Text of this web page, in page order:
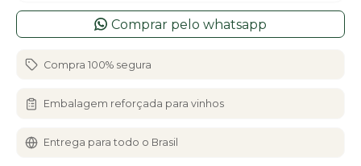
Comprar pelo whatsapp
Compra 100% segura
Embalagem reforçada para vinhos
Entrega para todo o Brasil